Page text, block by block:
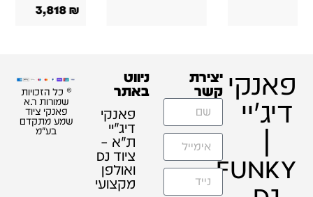
₪
3,818
פאנקי
דיג'יי
|
FUNKY
יצירת
קשר
ניווט
באתר
פאנקי
דיג׳יי
ת"א –
ציוד DJ
ואולפן
מקצועי
© כל הזכויות
שמורות ר.א
פאנקי ציוד
שמע מתקדם
בע"מ